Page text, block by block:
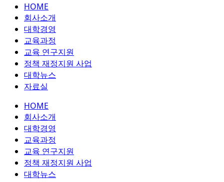
HOME
회사소개
대학경영
교육과정
교육 연구지원
정책 재정지원 사업
대학뉴스
자료실
HOME
회사소개
대학경영
교육과정
교육 연구지원
정책 재정지원 사업
대학뉴스